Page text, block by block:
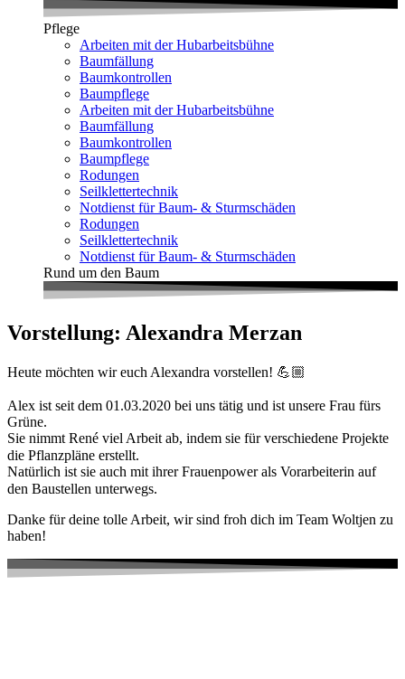
Pflege
Arbeiten mit der Hubarbeitsbühne
Baumfällung
Baumkontrollen
Baumpflege
Arbeiten mit der Hubarbeitsbühne
Baumfällung
Baumkontrollen
Baumpflege
Rodungen
Seilklettertechnik
Notdienst für Baum- & Sturmschäden
Rodungen
Seilklettertechnik
Notdienst für Baum- & Sturmschäden
Rund um den Baum
Vorstellung: Alexandra Merzan
Heute möchten wir euch Alexandra vorstellen! 💪🏼 ⠀⠀
Alex ist seit dem 01.03.2020 bei uns tätig und ist unsere Frau fürs
Grüne.
Sie nimmt René viel Arbeit ab, indem sie für verschiedene Projekte
die Pflanzpläne erstellt.⠀
Natürlich ist sie auch mit ihrer Frauenpower als Vorarbeiterin auf
den Baustellen unterwegs.⠀
Danke für deine tolle Arbeit, wir sind froh dich im Team Woltjen zu
haben!